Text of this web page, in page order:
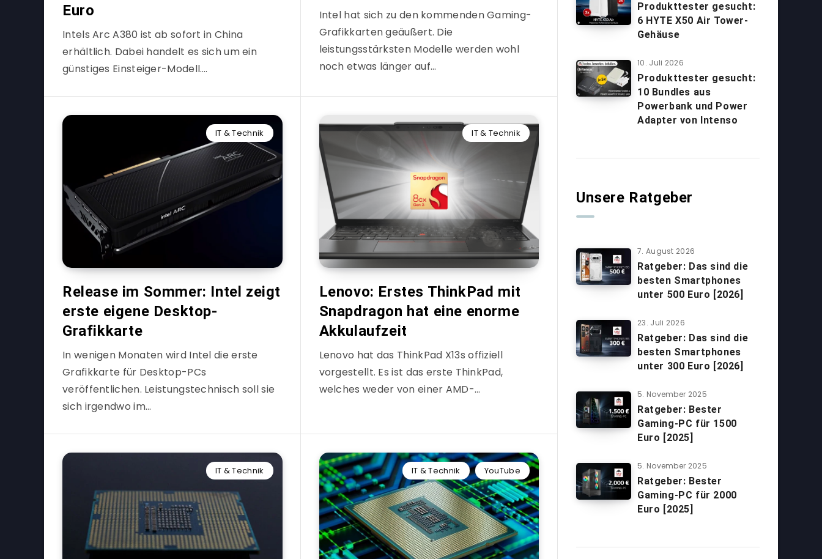
Euro
Intels Arc A380 ist ab sofort in China
erhältlich. Dabei handelt es sich um ein
günstiges Einsteiger-Modell….
Intel hat sich zu den kommenden Gaming-
Grafikkarten geäußert. Die
leistungsstärksten Modelle werden wohl
noch etwas länger auf…
IT & Technik
Release im Sommer: Intel zeigt
erste eigene Desktop-
Grafikkarte
In wenigen Monaten wird Intel die erste
Grafikkarte für Desktop-PCs
veröffentlichen. Leistungstechnisch soll sie
sich irgendwo im…
IT & Technik
Lenovo: Erstes ThinkPad mit
Snapdragon hat eine enorme
Akkulaufzeit
Lenovo hat das ThinkPad X13s offiziell
vorgestellt. Es ist das erste ThinkPad,
welches weder von einer AMD-…
IT & Technik IT & Technik YouTube
Produkttester gesucht:
6 HYTE X50 Air Tower-
Gehäuse
10. Juli 2026
Produkttester gesucht:
10 Bundles aus
Powerbank und Power
Adapter von Intenso
Unsere Ratgeber
7. August 2026
Ratgeber: Das sind die
besten Smartphones
unter 500 Euro [2026]
23. Juli 2026
Ratgeber: Das sind die
besten Smartphones
unter 300 Euro [2026]
5. November 2025
Ratgeber: Bester
Gaming-PC für 1500
Euro [2025]
5. November 2025
Ratgeber: Bester
Gaming-PC für 2000
Euro [2025]